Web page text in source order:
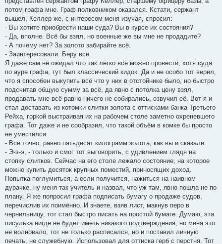
потом графа мне. Граф полковником оказался. Кстати, сержант
вышел, Келлер же, с интересом меня изучая, спросил:
- Вы хотите приобрести наши суда? Вы в курсе их состояния?
- Да, вполне. Всё бы взял, но военные же вы мне не продадите?
- А почему нет? За золото забирайте всё.
- Заинтересовали. Беру всё.
Я даже сам не ожидал что так легко всё можно провести, хотя судя
по ауре графа, тут был классический кидок. Да и не особо тот верил,
что я способен выкупить всё что у них в отстойнике было, но быстро
подсчитав общую сумму за всё, да явно с потолка цену взял,
продавать мне всё равно ничего не собирались, озвучил её. Вот я и
стал доставать из котомки слитки золота с оттисками банка Третьего
Рейха, горкой выстраивая их на рабочем столе заметно охреневшего
графа. Тот даже и не сообразил, что такой объём в комке бы просто
не уместился.
- Всё точно, равно пятьдесят килограмм золота, как вы и сказали.
- Э-э-э, - только и смог тот выговорить, с удивлением глядя на
стопку слитков. Сейчас на его столе лежало состояние, на которое
можно купить десяток крупных поместий, приносящих доход.
Попытка поглумиться, а если получится, нажиться на наивном
дурачке, ну меня так учитель и назвал, что уж там, явно пошла не по
плану. Я же попросил графа подписать бумагу о продаже судов,
перечислив их поимённо. И знаете, взяв лист, макнув перо в
чернильницу, тот стал быстро писать на простой бумаге. Думаю, эта
писулька нигде не будет иметь никакого подтверждения, но меня это
не волновало, тот не только расписался, но и поставил личную
печать, не служебную. Использовал для оттиска герб с перстня. Тот